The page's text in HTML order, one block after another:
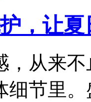
，让
，从来
细节里